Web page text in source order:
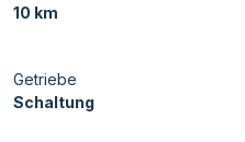
10 km
Getriebe
Schaltung